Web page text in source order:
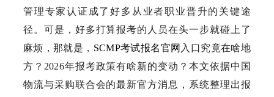
管理专家认证成了好多从业者职业晋升的关键途
径。可是，好多打算报考的人员在头一步就碰上了
麻烦，那就是， SCMP考试报名官网 入口究竟在啥地
方？2026年报考政策有啥新的变动？本文依据中国
物流与采购联合会的最新官方消息，系统整理出报